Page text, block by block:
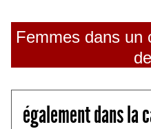
Femmes dans un
également dans la